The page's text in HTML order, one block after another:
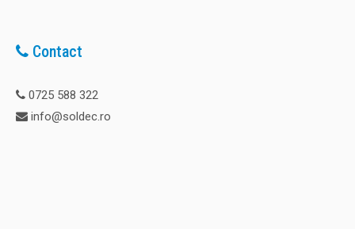
Contact
0725 588 322
info@soldec.ro